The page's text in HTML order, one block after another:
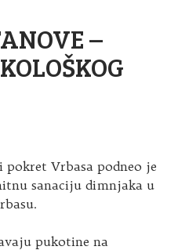
–
pokret Vrbasa podneo je
sanaciju dimnjaka u
pukotine na